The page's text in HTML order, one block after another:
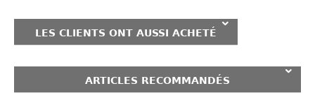
LES CLIENTS ONT AUSSI ACHETÉ
ARTICLES RECOMMANDÉS